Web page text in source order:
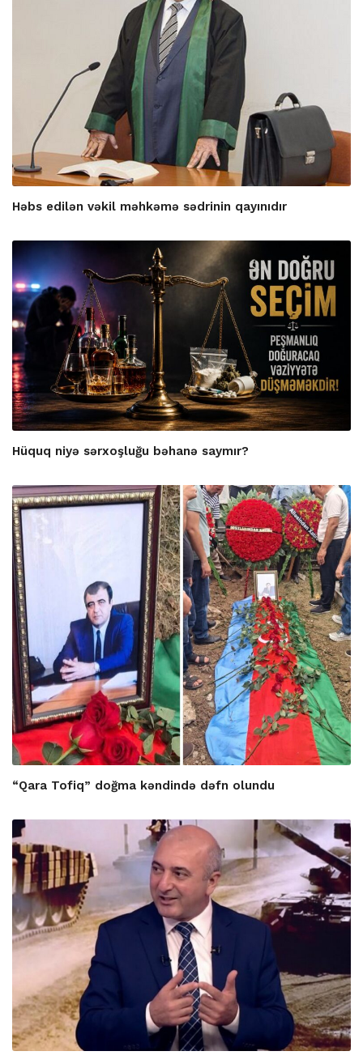
Həbs edilən vəkil məhkəmə sədrinin qayınıdır
Hüquq niyə sərxoşluğu bəhanə saymır?
“Qara Tofiq” doğma kəndində dəfn olundu